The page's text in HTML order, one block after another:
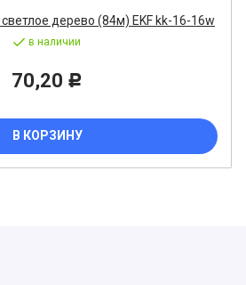
дерево (84м) EKF kk-16-16w
в наличии
70,20 Р
В КОРЗИНУ